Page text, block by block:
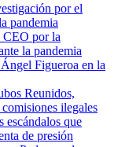
por el
pandemia
CEO por la
la pandemia
Figueroa en la
Reunidos,
ilegales
escándalos que
de presión